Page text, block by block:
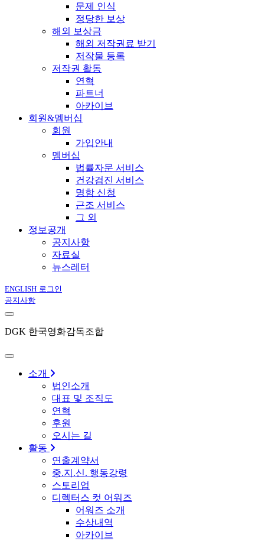
문제 인식
정당한 보상
해외 보상금
해외 저작권료 받기
저작물 등록
저작권 활동
연혁
파트너
아카이브
회원&멤버십
회원
가입안내
멤버십
법률자문 서비스
건강검진 서비스
명함 신청
근조 서비스
그 외
정보공개
공지사항
자료실
뉴스레터
ENGLISH 로그인
공지사항
DGK 한국영화감독조합
소개
법인소개
대표 및 조직도
연혁
후원
오시는 길
활동
연출계약서
중.지.신. 행동강령
스토리업
디렉터스 컷 어워즈
어워즈 소개
수상내역
아카이브